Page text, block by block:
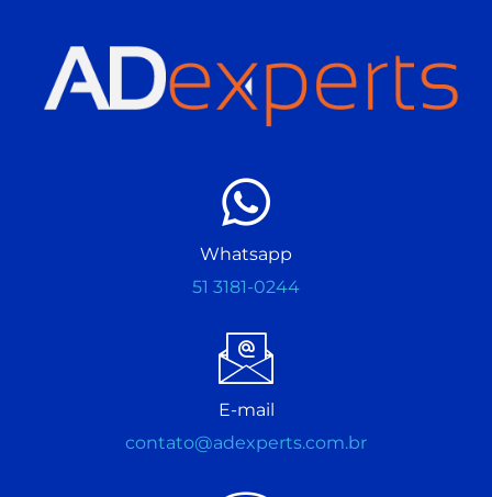
Whatsapp
51 3181-0244
E-mail
contato@adexperts.com.br